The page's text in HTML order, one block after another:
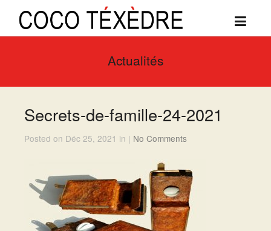
Actualités
Secrets-de-famille-24-2021
Posted on Déc 25, 2021 in | No Comments